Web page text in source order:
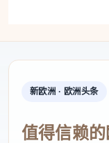
新欧洲 · 欧洲头条
值得信赖